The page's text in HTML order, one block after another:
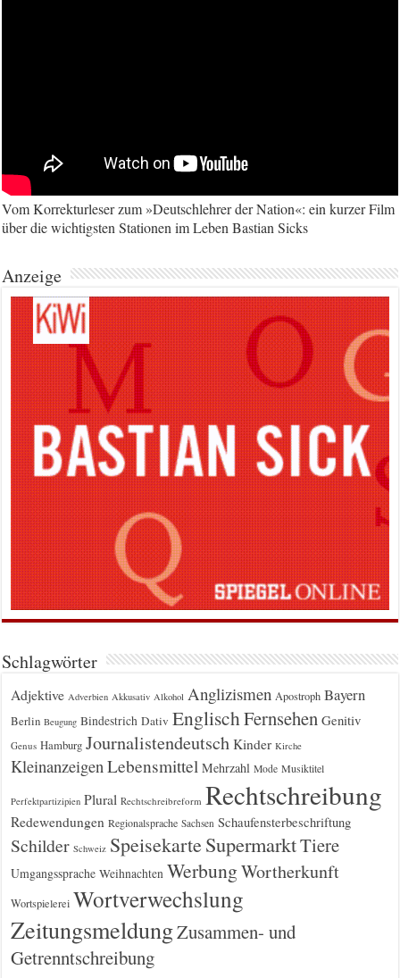
Vom Korrekturleser zum »Deutschlehrer der Nation«: ein kurzer Film
über die wichtigsten Stationen im Leben Bastian Sicks
Anzeige
Schlagwörter
Adjektive Adverbien Akkusativ Alkohol Anglizismen Apostroph Bayern
Berlin Beugung Bindestrich Dativ EnglischFernsehen Genitiv
Genus Hamburg Journalistendeutsch Kinder Kirche
Kleinanzeigen Lebensmittel Mehrzahl Mode Musiktitel
Perfektpartizipien Plural Rechtschreibreform Rechtschreibung
Redewendungen Regionalsprache Sachsen Schaufensterbeschriftung
Schilder Schweiz Speisekarte SupermarktTiere
Umgangssprache Weihnachten WerbungWortherkunft
Wortspielerei Wortverwechslung
ZeitungsmeldungZusammen- und
Getrenntschreibung